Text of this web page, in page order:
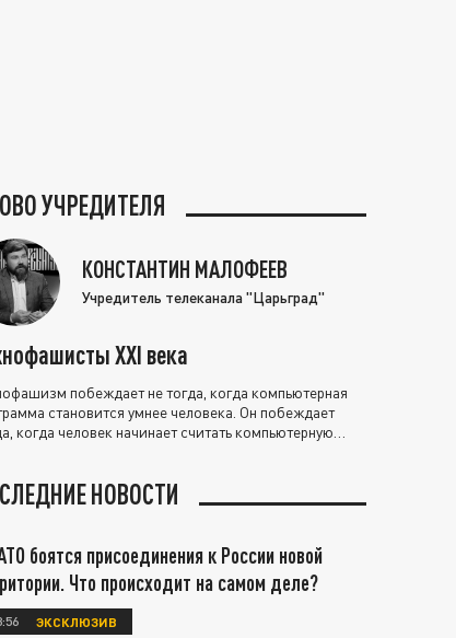
УЧРЕДИТЕЛЯ
КОНСТАНТИН МАЛОФЕЕВ
Учредитель телеканала "Царьград"
XXI века
побеждает не тогда, когда компьютерная
становится умнее человека. Он побеждает
когда человек начинает считать компьютерную
НОВОСТИ
боятся присоединения к России новой
Что происходит на самом деле?
ЭКСКЛЮЗИВ